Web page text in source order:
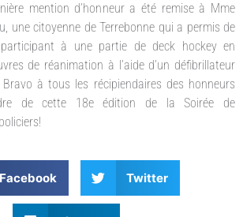
mention d’honneur a été remise à Mme
une citoyenne de Terrebonne qui a permis de
à une partie de deck hockey en
de réanimation à l’aide d’un défibrillateur
à tous les récipiendaires des honneurs
de cette 18e édition de la Soirée de
Facebook Twitter